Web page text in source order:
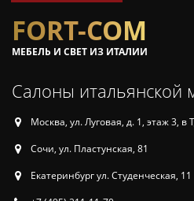
FORT-COM
МЕБЕЛЬ И СВЕТ ИЗ ИТАЛИИ
Салоны итальянской
Москва, ул. Луговая, д. 1, этаж 3, в
Сочи, ул. Пластунская, 81
Екатеринбург ул. Студенческая, 11